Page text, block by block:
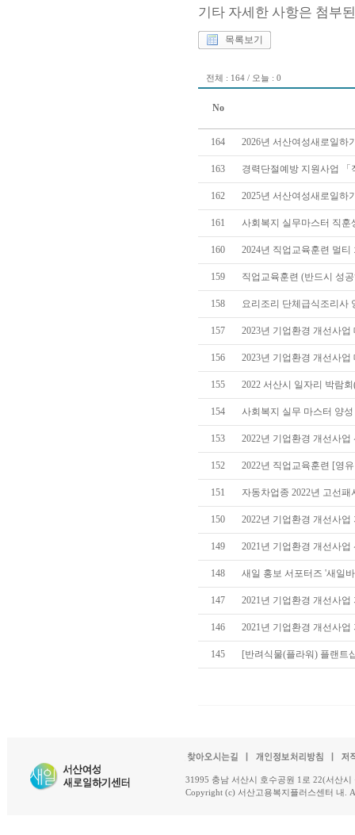
기타 자세한 사항은 첨부
목록보기
전체 : 164 / 오늘 : 0
No
164 2026년 서산여성새로일하
163 경력단절예방 지원사업 「
162 2025년 서산여성새로일하
161 사회복지 실무마스터 직훈
160 2024년 직업교육훈련 멀
159 직업교육훈련 (반드시 성
158 요리조리 단체급식조리사
157 2023년 기업환경 개선사
156 2023년 기업환경 개선사
155 2022 서산시 일자리 박람회
154 사회복지 실무 마스터 양
153 2022년 기업환경 개선사업
152 2022년 직업교육훈련 [영
151 자동차업종 2022년 고선
150 2022년 기업환경 개선사
149 2021년 기업환경 개선사업
148 새일 홍보 서포터즈 '새일
147 2021년 기업환경 개선사
146 2021년 기업환경 개선사
145 [반려식물(플라워) 플랜트
31995 충남 서산시 호수공원 1로 22(서산
Copyright (c) 서산고용복지플러스센터 내.